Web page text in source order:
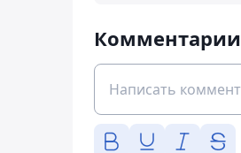
Комментарии